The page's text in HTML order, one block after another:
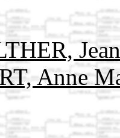
Anne